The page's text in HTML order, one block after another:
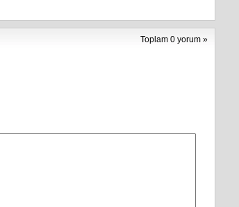
Toplam 0 yorum »